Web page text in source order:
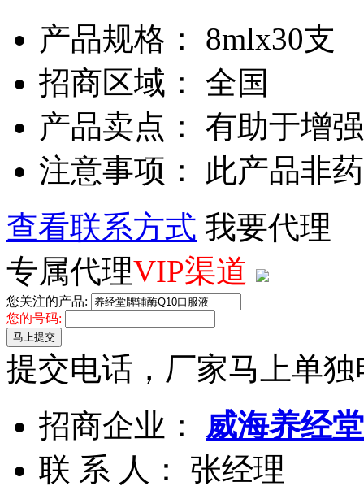
产品规格： 8mlx30支
招商区域： 全国
产品卖点： 有助于增
注意事项： 此产品非
查看联系方式 我要代理
专属代理VIP渠道
您关注的产品:
您的号码:
马上提交
提交电话，厂家马上单
招商企业： 威海养经
联 系 人： 张经理